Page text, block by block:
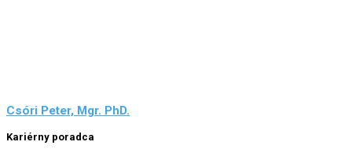
Csóri Peter, Mgr. PhD.
Kariérny poradca